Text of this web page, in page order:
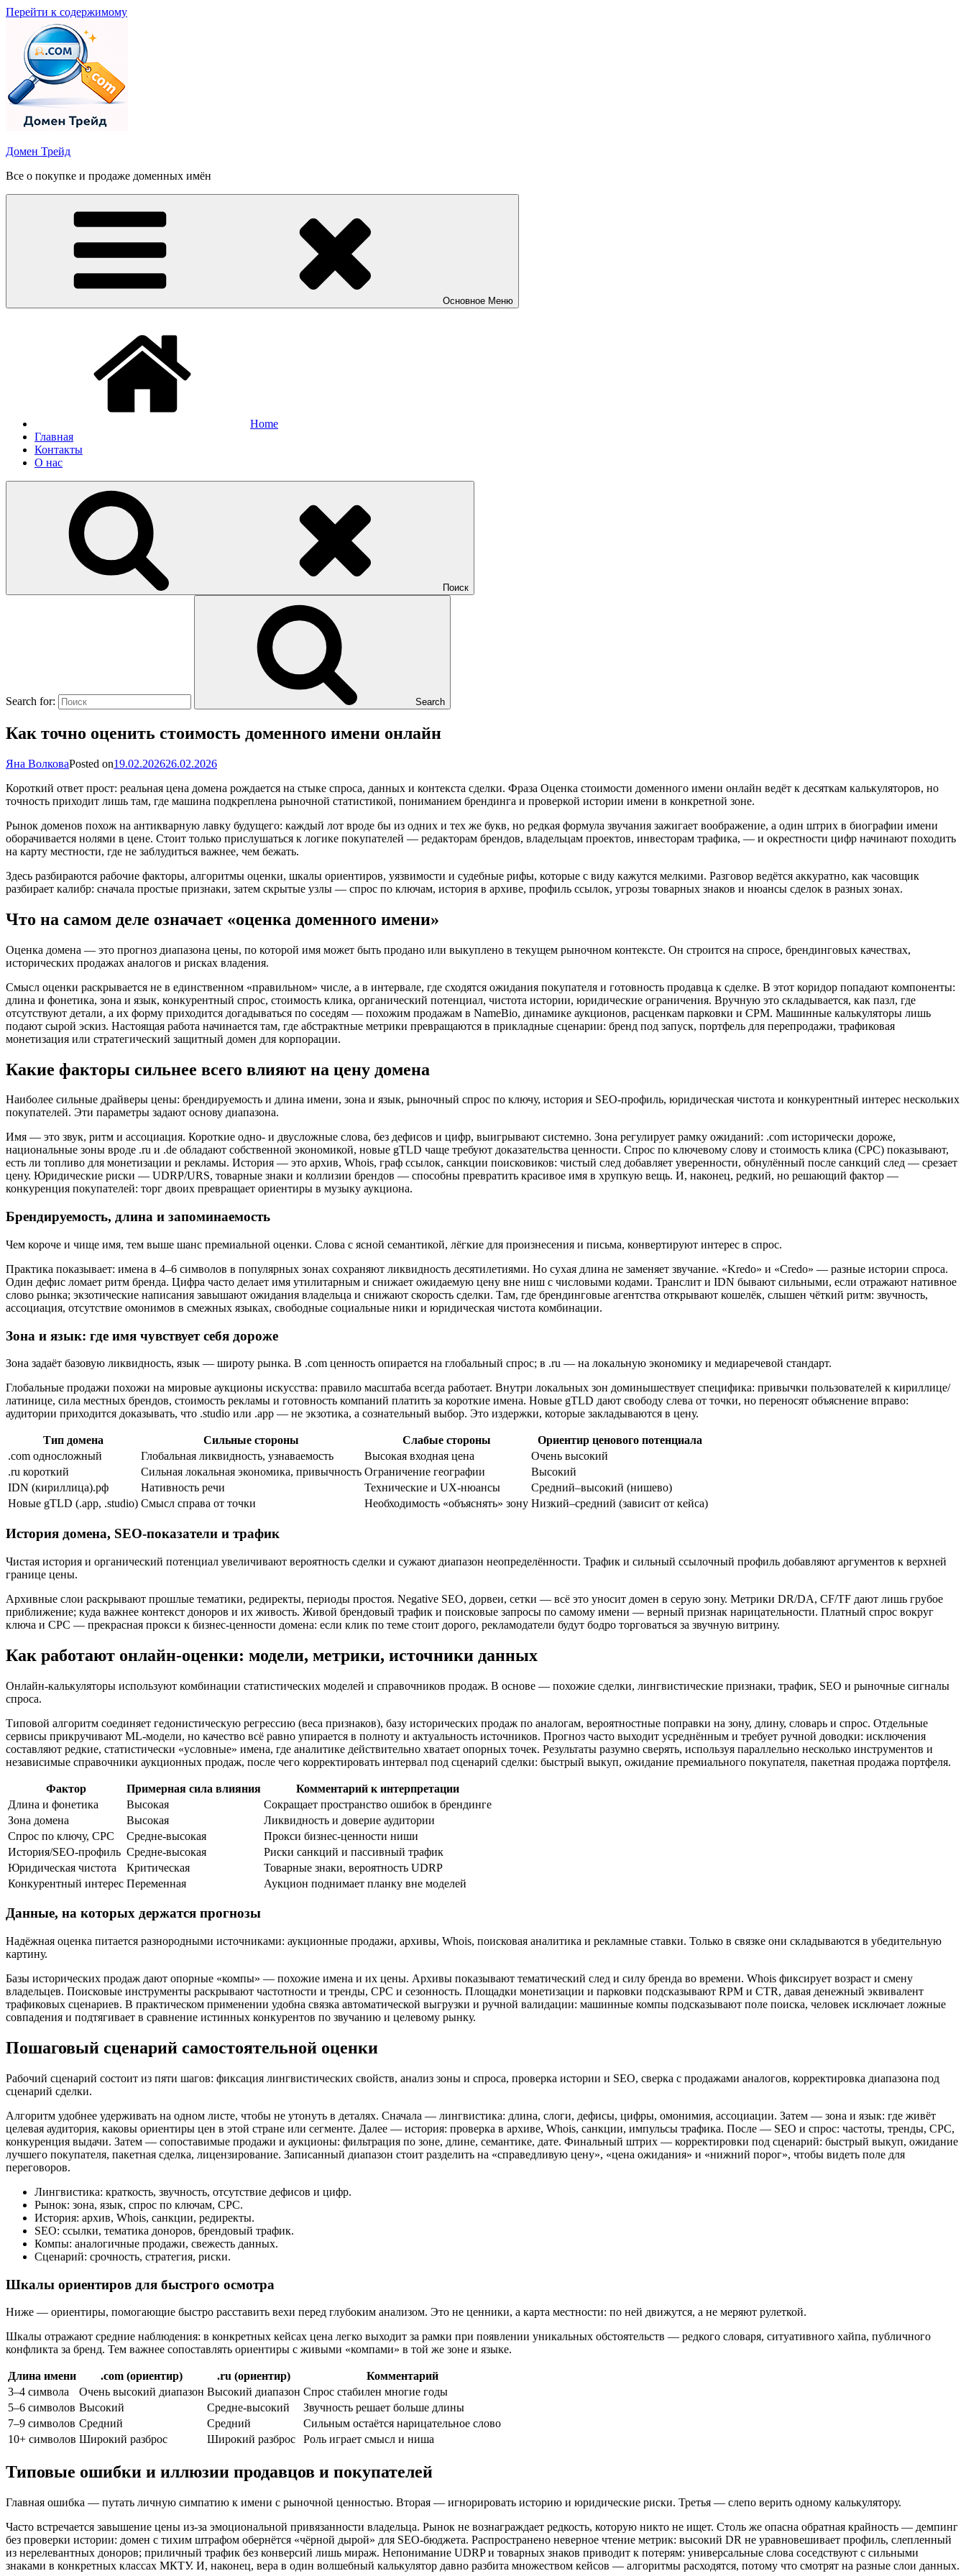
Перейти к содержимому
Домен Трейд
Все о покупке и продаже доменных имён
Основное Меню
Home
Главная
Контакты
О нас
Поиск
Search for: Search
Как точно оценить стоимость доменного имени онлайн
Яна ВолковаPosted on19.02.202626.02.2026
Короткий ответ прост: реальная цена домена рождается на стыке спроса, данных и контекста сделки. Фраза Оценка стоимости доменного имени онлайн ведёт к десяткам калькуляторов, но
точность приходит лишь там, где машина подкреплена рыночной статистикой, пониманием брендинга и проверкой истории имени в конкретной зоне.
Рынок доменов похож на антикварную лавку будущего: каждый лот вроде бы из одних и тех же букв, но редкая формула звучания зажигает воображение, а один штрих в биографии имени
оборачивается нолями в цене. Стоит только прислушаться к логике покупателей — редакторам брендов, владельцам проектов, инвесторам трафика, — и окрестности цифр начинают походить
на карту местности, где не заблудиться важнее, чем бежать.
Здесь разбираются рабочие факторы, алгоритмы оценки, шкалы ориентиров, уязвимости и судебные рифы, которые с виду кажутся мелкими. Разговор ведётся аккуратно, как часовщик
разбирает калибр: сначала простые признаки, затем скрытые узлы — спрос по ключам, история в архиве, профиль ссылок, угрозы товарных знаков и нюансы сделок в разных зонах.
Что на самом деле означает «оценка доменного имени»
Оценка домена — это прогноз диапазона цены, по которой имя может быть продано или выкуплено в текущем рыночном контексте. Он строится на спросе, брендинговых качествах,
исторических продажах аналогов и рисках владения.
Смысл оценки раскрывается не в единственном «правильном» числе, а в интервале, где сходятся ожидания покупателя и готовность продавца к сделке. В этот коридор попадают компоненты:
длина и фонетика, зона и язык, конкурентный спрос, стоимость клика, органический потенциал, чистота истории, юридические ограничения. Вручную это складывается, как пазл, где
отсутствуют детали, а их форму приходится догадываться по соседям — похожим продажам в NameBio, динамике аукционов, расценкам парковки и CPM. Машинные калькуляторы лишь
подают сырой эскиз. Настоящая работа начинается там, где абстрактные метрики превращаются в прикладные сценарии: бренд под запуск, портфель для перепродажи, трафиковая
монетизация или стратегический защитный домен для корпорации.
Какие факторы сильнее всего влияют на цену домена
Наиболее сильные драйверы цены: брендируемость и длина имени, зона и язык, рыночный спрос по ключу, история и SEO-профиль, юридическая чистота и конкурентный интерес нескольких
покупателей. Эти параметры задают основу диапазона.
Имя — это звук, ритм и ассоциация. Короткие одно- и двусложные слова, без дефисов и цифр, выигрывают системно. Зона регулирует рамку ожиданий: .com исторически дороже,
национальные зоны вроде .ru и .de обладают собственной экономикой, новые gTLD чаще требуют доказательства ценности. Спрос по ключевому слову и стоимость клика (CPC) показывают,
есть ли топливо для монетизации и рекламы. История — это архив, Whois, граф ссылок, санкции поисковиков: чистый след добавляет уверенности, обнулённый после санкций след — срезает
цену. Юридические риски — UDRP/URS, товарные знаки и коллизии брендов — способны превратить красивое имя в хрупкую вещь. И, наконец, редкий, но решающий фактор —
конкуренция покупателей: торг двоих превращает ориентиры в музыку аукциона.
Брендируемость, длина и запоминаемость
Чем короче и чище имя, тем выше шанс премиальной оценки. Слова с ясной семантикой, лёгкие для произнесения и письма, конвертируют интерес в спрос.
Практика показывает: имена в 4–6 символов в популярных зонах сохраняют ликвидность десятилетиями. Но сухая длина не заменяет звучание. «Kredo» и «Credo» — разные истории спроса.
Один дефис ломает ритм бренда. Цифра часто делает имя утилитарным и снижает ожидаемую цену вне ниш с числовыми кодами. Транслит и IDN бывают сильными, если отражают нативное
слово рынка; экзотические написания завышают ожидания владельца и снижают скорость сделки. Там, где брендинговые агентства открывают кошелёк, слышен чёткий ритм: звучность,
ассоциация, отсутствие омонимов в смежных языках, свободные социальные ники и юридическая чистота комбинации.
Зона и язык: где имя чувствует себя дороже
Зона задаёт базовую ликвидность, язык — широту рынка. В .com ценность опирается на глобальный спрос; в .ru — на локальную экономику и медиаречевой стандарт.
Глобальные продажи похожи на мировые аукционы искусства: правило масштаба всегда работает. Внутри локальных зон доминышествует специфика: привычки пользователей к кириллице/
латинице, сила местных брендов, стоимость рекламы и готовность компаний платить за короткие имена. Новые gTLD дают свободу слева от точки, но переносят объяснение вправо:
аудитории приходится доказывать, что .studio или .app — не экзотика, а сознательный выбор. Это издержки, которые закладываются в цену.
Тип домена Сильные стороны Слабые стороны
Ориентир ценового потенциала
.com односложный
Глобальная ликвидность, узнаваемость Высокая входная цена
Очень высокий
.ru короткий
Сильная локальная экономика, привычность Ограничение географии
Высокий
IDN (кириллица).рф
Нативность речи Технические и UX-нюансы
Средний–высокий (нишево)
Новые gTLD (.app, .studio) Смысл справа от точки Необходимость «объяснять» зону Низкий–средний (зависит от кейса)
История домена, SEO-показатели и трафик
Чистая история и органический потенциал увеличивают вероятность сделки и сужают диапазон неопределённости. Трафик и сильный ссылочный профиль добавляют аргументов к верхней
границе цены.
Архивные слои раскрывают прошлые тематики, редиректы, периоды простоя. Negative SEO, дорвеи, сетки — всё это уносит домен в серую зону. Метрики DR/DA, CF/TF дают лишь грубое
приближение; куда важнее контекст доноров и их живость. Живой брендовый трафик и поисковые запросы по самому имени — верный признак нарицательности. Платный спрос вокруг
ключа и CPC — прекрасная прокси к бизнес-ценности домена: если клик по теме стоит дорого, рекламодатели будут бодро торговаться за звучную витрину.
Как работают онлайн-оценки: модели, метрики, источники данных
Онлайн-калькуляторы используют комбинации статистических моделей и справочников продаж. В основе — похожие сделки, лингвистические признаки, трафик, SEO и рыночные сигналы
спроса.
Типовой алгоритм соединяет гедонистическую регрессию (веса признаков), базу исторических продаж по аналогам, вероятностные поправки на зону, длину, словарь и спрос. Отдельные
сервисы прикручивают ML-модели, но качество всё равно упирается в полноту и актуальность источников. Прогноз часто выходит усреднённым и требует ручной доводки: исключения
составляют редкие, статистически «условные» имена, где аналитике действительно хватает опорных точек. Результаты разумно сверять, используя параллельно несколько инструментов и
независимые справочники аукционных продаж, после чего корректировать интервал под сценарий сделки: быстрый выкуп, ожидание премиального покупателя, пакетная продажа портфеля.
Фактор Примерная сила влияния
Комментарий к интерпретации
Длина и фонетика
Высокая
Сокращает пространство ошибок в брендинге
Зона домена
Высокая
Ликвидность и доверие аудитории
Спрос по ключу, CPC
Средне-высокая
Прокси бизнес-ценности ниши
История/SEO-профиль Средне-высокая
Риски санкций и пассивный трафик
Юридическая чистота
Критическая
Товарные знаки, вероятность UDRP
Конкурентный интерес Переменная Аукцион поднимает планку вне моделей
Данные, на которых держатся прогнозы
Надёжная оценка питается разнородными источниками: аукционные продажи, архивы, Whois, поисковая аналитика и рекламные ставки. Только в связке они складываются в убедительную
картину.
Базы исторических продаж дают опорные «компы» — похожие имена и их цены. Архивы показывают тематический след и силу бренда во времени. Whois фиксирует возраст и смену
владельцев. Поисковые инструменты раскрывают частотности и тренды, CPC и сезонность. Площадки монетизации и парковки подсказывают RPM и CTR, давая денежный эквивалент
трафиковых сценариев. В практическом применении удобна связка автоматической выгрузки и ручной валидации: машинные компы подсказывают поле поиска, человек исключает ложные
совпадения и подтягивает в сравнение истинных конкурентов по звучанию и целевому рынку.
Пошаговый сценарий самостоятельной оценки
Рабочий сценарий состоит из пяти шагов: фиксация лингвистических свойств, анализ зоны и спроса, проверка истории и SEO, сверка с продажами аналогов, корректировка диапазона под
сценарий сделки.
Алгоритм удобнее удерживать на одном листе, чтобы не утонуть в деталях. Сначала — лингвистика: длина, слоги, дефисы, цифры, омонимия, ассоциации. Затем — зона и язык: где живёт
целевая аудитория, каковы ориентиры цен в этой стране или сегменте. Далее — история: проверка в архиве, Whois, санкции, импульсы трафика. После — SEO и спрос: частоты, тренды, CPC,
конкуренция выдачи. Затем — сопоставимые продажи и аукционы: фильтрация по зоне, длине, семантике, дате. Финальный штрих — корректировки под сценарий: быстрый выкуп, ожидание
лучшего покупателя, пакетная сделка, лицензирование. Записанный диапазон стоит разделить на «справедливую цену», «цена ожидания» и «нижний порог», чтобы видеть поле для
переговоров.
Лингвистика: краткость, звучность, отсутствие дефисов и цифр.
Рынок: зона, язык, спрос по ключам, CPC.
История: архив, Whois, санкции, редиректы.
SEO: ссылки, тематика доноров, брендовый трафик.
Компы: аналогичные продажи, свежесть данных.
Сценарий: срочность, стратегия, риски.
Шкалы ориентиров для быстрого осмотра
Ниже — ориентиры, помогающие быстро расставить вехи перед глубоким анализом. Это не ценники, а карта местности: по ней движутся, а не меряют рулеткой.
Шкалы отражают средние наблюдения: в конкретных кейсах цена легко выходит за рамки при появлении уникальных обстоятельств — редкого словаря, ситуативного хайпа, публичного
конфликта за бренд. Тем важнее сопоставлять ориентиры с живыми «компами» в той же зоне и языке.
Длина имени .com (ориентир) .ru (ориентир)
Комментарий
3–4 символа
Очень высокий диапазон Высокий диапазон Спрос стабилен многие годы
5–6 символов Высокий Средне-высокий
Звучность решает больше длины
7–9 символов Средний Средний
Сильным остаётся нарицательное слово
10+ символов Широкий разброс Широкий разброс Роль играет смысл и ниша
Типовые ошибки и иллюзии продавцов и покупателей
Главная ошибка — путать личную симпатию к имени с рыночной ценностью. Вторая — игнорировать историю и юридические риски. Третья — слепо верить одному калькулятору.
Часто встречается завышение цены из-за эмоциональной привязанности владельца. Рынок не вознаграждает редкость, которую никто не ищет. Столь же опасна обратная крайность — демпинг
без проверки истории: домен с тихим штрафом обернётся «чёрной дырой» для SEO-бюджета. Распространено неверное чтение метрик: высокий DR не уравновешивает профиль, слепленный
из нерелевантных доноров; приличный трафик без конверсий лишь мираж. Непонимание UDRP и товарных знаков приводит к потерям: универсальные слова соседствуют с сильными
знаками в конкретных классах МКТУ. И, наконец, вера в один волшебный калькулятор давно разбита множеством кейсов — алгоритмы расходятся, потому что смотрят на разные слои данных.